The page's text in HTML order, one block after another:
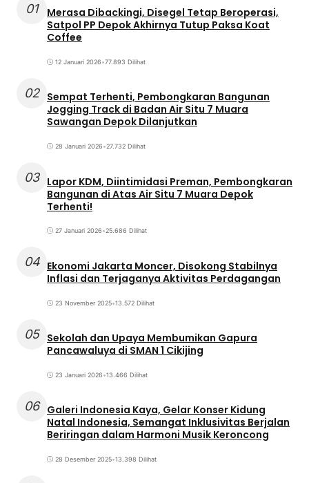
01
Merasa Dibackingi, Disegel Tetap Beroperasi,
Satpol PP Depok Akhirnya Tutup Paksa Koat
Coffee
12 Januari 2026•77.893 Dilihat
02 Sempat Terhenti, Pembongkaran Bangunan
Jogging Track di Badan Air Situ 7 Muara
Sawangan Depok Dilanjutkan
28 Januari 2026•27.732 Dilihat
03 Lapor KDM, Diintimidasi Preman, Pembongkaran
Bangunan di Atas Air Situ 7 Muara Depok
Terhenti!
27 Januari 2026•25.686 Dilihat
04 Ekonomi Jakarta Moncer, Disokong Stabilnya
Inflasi dan Terjaganya Aktivitas Perdagangan
23 November 2025•13.572 Dilihat
05 Sekolah dan Upaya Membumikan Gapura
Pancawaluya di SMAN 1 Cikijing
23 Januari 2026•13.466 Dilihat
06 Galeri Indonesia Kaya, Gelar Konser Kidung
Natal Indonesia, Semangat Inklusivitas Berjalan
Beriringan dalam Harmoni Musik Keroncong
28 Desember 2025•13.398 Dilihat